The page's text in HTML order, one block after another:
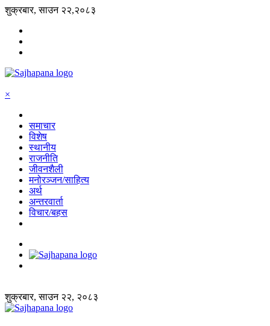
शुक्रबार, साउन २२,२०८३
×
समाचार
विशेष
स्थानीय
राजनीति
जीवनशैली
मनोरञ्जन/साहित्य
अर्थ
अन्तरवार्ता
विचार/बहस
शुक्रबार, साउन २२, २०८३